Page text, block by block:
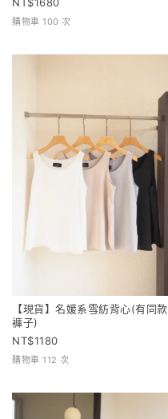
購物車 100 次
【現貨】名媛系雪紡背心(有同款
褲子)
1180
購物車 112 次